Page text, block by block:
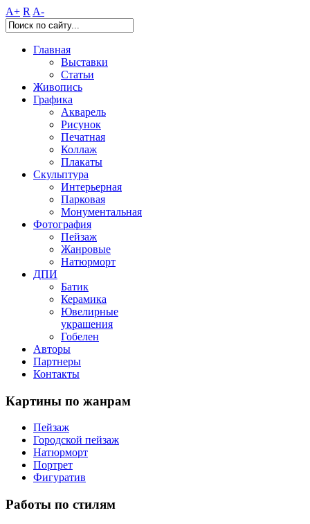
A+ R A-
Главная
Выставки
Статьи
Живопись
Графика
Акварель
Рисунок
Печатная
Коллаж
Плакаты
Скульптура
Интерьерная
Парковая
Монументальная
Фотография
Пейзаж
Жанровые
Натюрморт
ДПИ
Батик
Керамика
Ювелирные
украшения
Гобелен
Авторы
Партнеры
Контакты
Картины по жанрам
Пейзаж
Городской пейзаж
Натюрморт
Портрет
Фигуратив
Работы по стилям